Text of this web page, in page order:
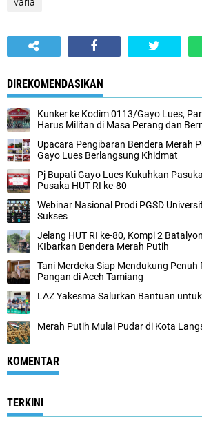
DIREKOMENDASIKAN
Kunker ke Kodim 0113/Gayo Lues,
Harus Militan di Masa Perang dan
Upacara Pengibaran Bendera Merah
Gayo Lues Berlangsung Khidmat
Pj Bupati Gayo Lues Kukuhkan
Pusaka HUT RI ke-80
Webinar Nasional Prodi PGSD
Sukses
Jelang HUT RI ke-80, Kompi 2
KIbarkan Bendera Merah Putih
Tani Merdeka Siap Mendukung
Pangan di Aceh Tamiang
LAZ Yakesma Salurkan Bantuan
Merah Putih Mulai Pudar di Kota
KOMENTAR
TERKINI